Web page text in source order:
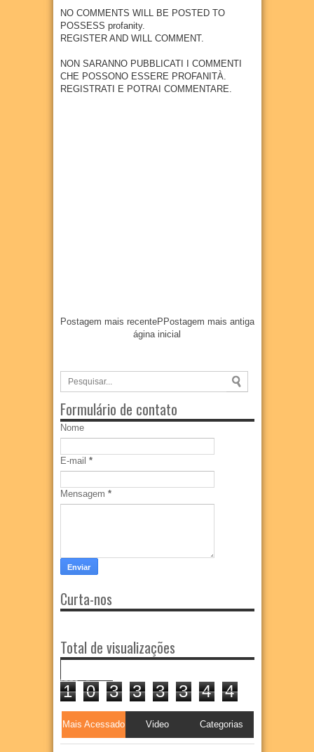
nidad
e
quilo
mbola
de
Goian
a
NO COMMENTS WILL BE POSTED TO
POSSESS profanity.
REGISTER AND WILL COMMENT.
NON SARANNO PUBBLICATI I COMMENTI
CHE POSSONO ESSERE PROFANITÀ.
REGISTRATI E POTRAI COMMENTARE.
Postagem mais recente Postagem mais antiga
P
ágina inicial
Formulário de contato
Nome
E-mail *
Mensagem *
Curta-nos
Total de visualizações
1 0 3 3 3 3 4 4
Mais Acessado Video Categorias